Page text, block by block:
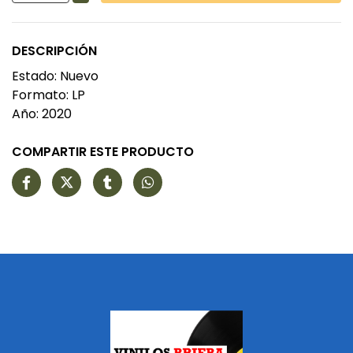
DESCRIPCIÓN
Estado: Nuevo
Formato: LP
Año: 2020
COMPARTIR ESTE PRODUCTO